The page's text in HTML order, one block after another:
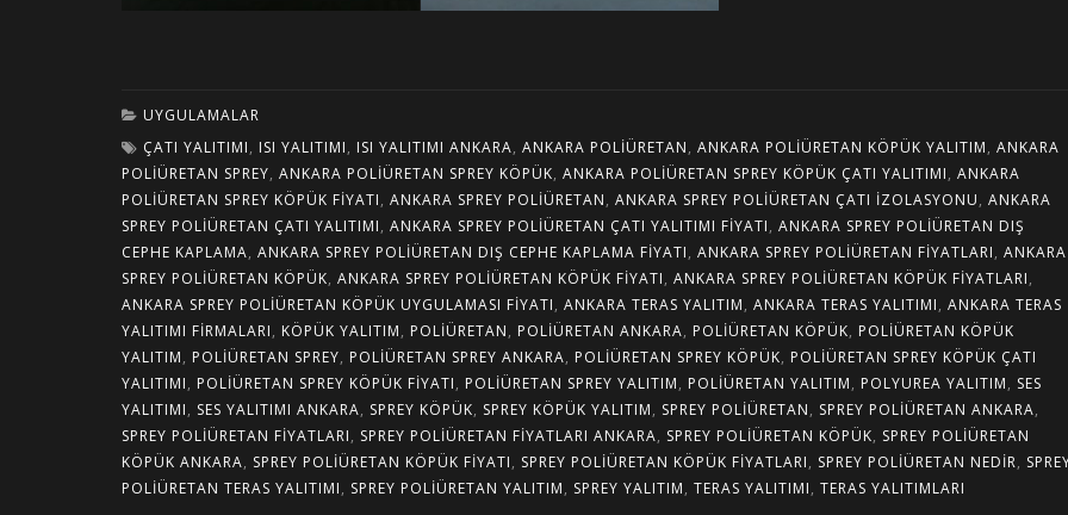
UYGULAMALAR
ÇATI YALITIMI, ISI YALITIMI, ISI YALITIMI ANKARA, ANKARA POLIÜRETAN, ANKARA POLIÜRETAN KÖPÜK YALITIM, ANKARA
POLIÜRETAN SPREY, ANKARA POLIÜRETAN SPREY KÖPÜK, ANKARA POLIÜRETAN SPREY KÖPÜK ÇATI YALITIMI, ANKARA
POLIÜRETAN SPREY KÖPÜK FIYATI, ANKARA SPREY POLIÜRETAN, ANKARA SPREY POLIÜRETAN ÇATI İZOLASYONU, ANKARA
SPREY POLIÜRETAN ÇATI YALITIMI, ANKARA SPREY POLIÜRETAN ÇATI YALITIMI FIYATI, ANKARA SPREY POLIÜRETAN DIŞ
CEPHE KAPLAMA, ANKARA SPREY POLIÜRETAN DIŞ CEPHE KAPLAMA FIYATI, ANKARA SPREY POLIÜRETAN FIYATLARI, ANKARA
SPREY POLIÜRETAN KÖPÜK, ANKARA SPREY POLIÜRETAN KÖPÜK FIYATI, ANKARA SPREY POLIÜRETAN KÖPÜK FIYATLARI,
ANKARA SPREY POLIÜRETAN KÖPÜK UYGULAMASI FIYATI, ANKARA TERAS YALITIM, ANKARA TERAS YALITIMI, ANKARA TERAS
YALITIMI FIRMALARI, KÖPÜK YALITIM, POLIÜRETAN, POLIÜRETAN ANKARA, POLIÜRETAN KÖPÜK, POLIÜRETAN KÖPÜK
YALITIM, POLIÜRETAN SPREY, POLIÜRETAN SPREY ANKARA, POLIÜRETAN SPREY KÖPÜK, POLIÜRETAN SPREY KÖPÜK ÇATI
YALITIMI, POLIÜRETAN SPREY KÖPÜK FIYATI, POLIÜRETAN SPREY YALITIM, POLIÜRETAN YALITIM, POLYUREA YALITIM, SES
YALITIMI, SES YALITIMI ANKARA, SPREY KÖPÜK, SPREY KÖPÜK YALITIM, SPREY POLIÜRETAN, SPREY POLIÜRETAN ANKARA,
SPREY POLIÜRETAN FIYATLARI, SPREY POLIÜRETAN FIYATLARI ANKARA, SPREY POLIÜRETAN KÖPÜK, SPREY POLIÜRETAN
KÖPÜK ANKARA, SPREY POLIÜRETAN KÖPÜK FIYATI, SPREY POLIÜRETAN KÖPÜK FIYATLARI, SPREY POLIÜRETAN NEDIR,
POLIÜRETAN TERAS YALITIMI, SPREY POLIÜRETAN YALITIM, SPREY YALITIM, TERAS YALITIMI, TERAS YALITIMLARI